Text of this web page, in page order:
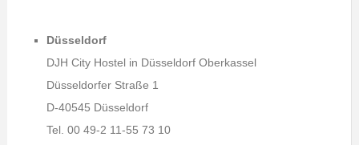
Düsseldorf
DJH City Hostel in Düsseldorf Oberkassel
Düsseldorfer Straße 1
D-40545 Düsseldorf
Tel. 00 49-2 11-55 73 10